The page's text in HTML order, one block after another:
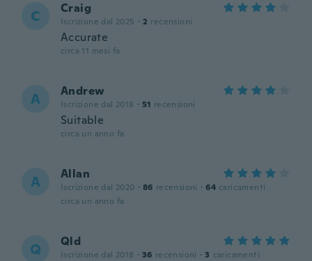
C Craig
Iscrizione dal 2025 · 2 recensioni
Accurate
circa 11 mesi fa
A Andrew
Iscrizione dal 2018 · 51 recensioni
Suitable
circa un anno fa
A Allan
Iscrizione dal 2020 · 86 recensioni · 64 caricamenti
circa un anno fa
Q Qld
Iscrizione dal 2018 · 36 recensioni · 3 caricamenti